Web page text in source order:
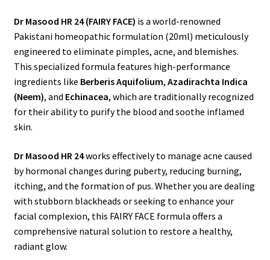
Dr Masood HR 24 (FAIRY FACE) is a world-renowned
Pakistani homeopathic formulation (20ml) meticulously
engineered to eliminate pimples, acne, and blemishes.
This specialized formula features high-performance
ingredients like Berberis Aquifolium, Azadirachta Indica
(Neem), and Echinacea, which are traditionally recognized
for their ability to purify the blood and soothe inflamed
skin.
Dr Masood HR 24works effectively to manage acne caused
by hormonal changes during puberty, reducing burning,
itching, and the formation of pus. Whether you are dealing
with stubborn blackheads or seeking to enhance your
facial complexion, this FAIRY FACE formula offers a
comprehensive natural solution to restore a healthy,
radiant glow.